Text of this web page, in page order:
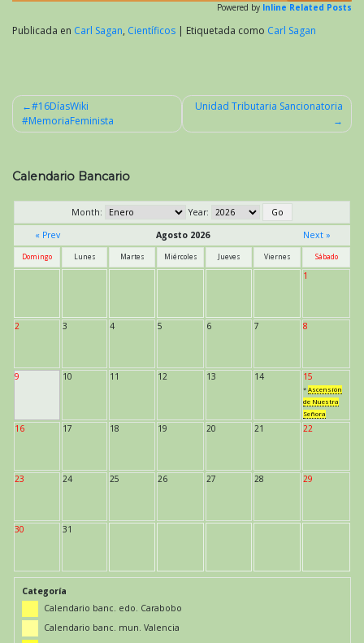
Powered by Inline Related Posts
Publicada en Carl Sagan, Científicos | Etiquetada como Carl Sagan
Navegación
entradas
#16DíasWiki
#MemoriaFeminista
Unidad Tributaria Sancionatoria
Calendario Bancario
Month:
Year:
« Prev
Agosto 2026 Next »
Domingo Lunes Martes Miércoles Jueves Viernes Sábado
1
2 3 4 5 6 7 8
9 10 11 12 13 14 15
* Ascensión
de Nuestra
Señora
16 17 18 19 20 21 22
23 24 25 26 27 28 29
30 31
Categoría
Calendario banc. edo. Carabobo
Calendario banc. mun. Valencia